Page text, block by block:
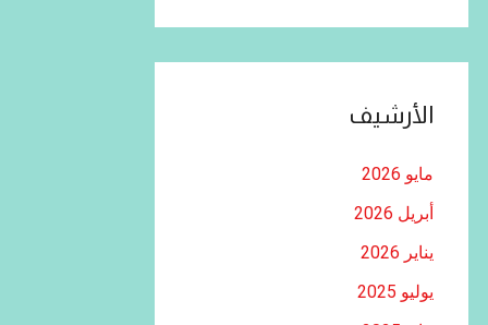
الأرشيف
مايو 2026
أبريل 2026
يناير 2026
يوليو 2025